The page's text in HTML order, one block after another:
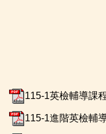
115-1英檢輔導課
115-1進階英檢輔